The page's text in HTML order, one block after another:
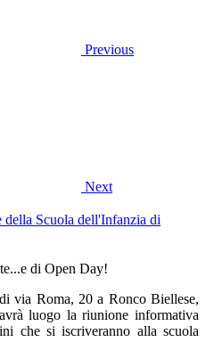
Previous
Next
della Scuola dell'Infanzia di
di Open Day!
via Roma, 20 a Ronco Biellese,
luogo la riunione informativa
che si iscriveranno alla scuola